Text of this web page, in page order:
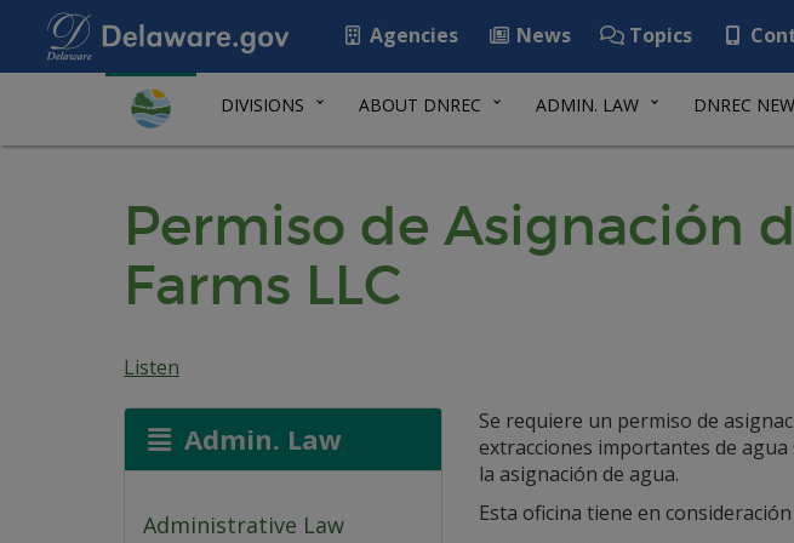
Agencies News Topics
DIVISIONS ABOUT DNREC ADMIN. LAW DNREC
Permiso de Asignación
Farms LLC
Listen
Admin. Law
Administrative Law
Se requiere un permiso de
extracciones importantes de
la asignación de agua.
Esta oficina tiene en